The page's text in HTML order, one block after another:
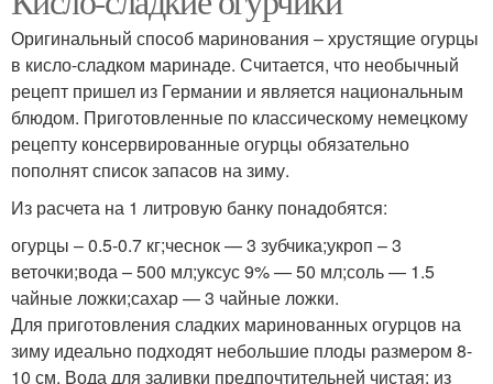
Оригинальный способ маринования – хрустящие огурцы
в кисло-сладком маринаде. Считается, что необычный
рецепт пришел из Германии и является национальным
блюдом. Приготовленные по классическому немецкому
рецепту консервированные огурцы обязательно
пополнят список запасов на зиму.
Из расчета на 1 литровую банку понадобятся:
огурцы – 0.5-0.7 кг;чеснок — 3 зубчика;укроп – 3
веточки;вода – 500 мл;уксус 9% — 50 мл;соль — 1.5
чайные ложки;сахар — 3 чайные ложки.
Для приготовления сладких маринованных огурцов на
зиму идеально подходят небольшие плоды размером 8-
10 см. Вода для заливки предпочтительней чистая: из